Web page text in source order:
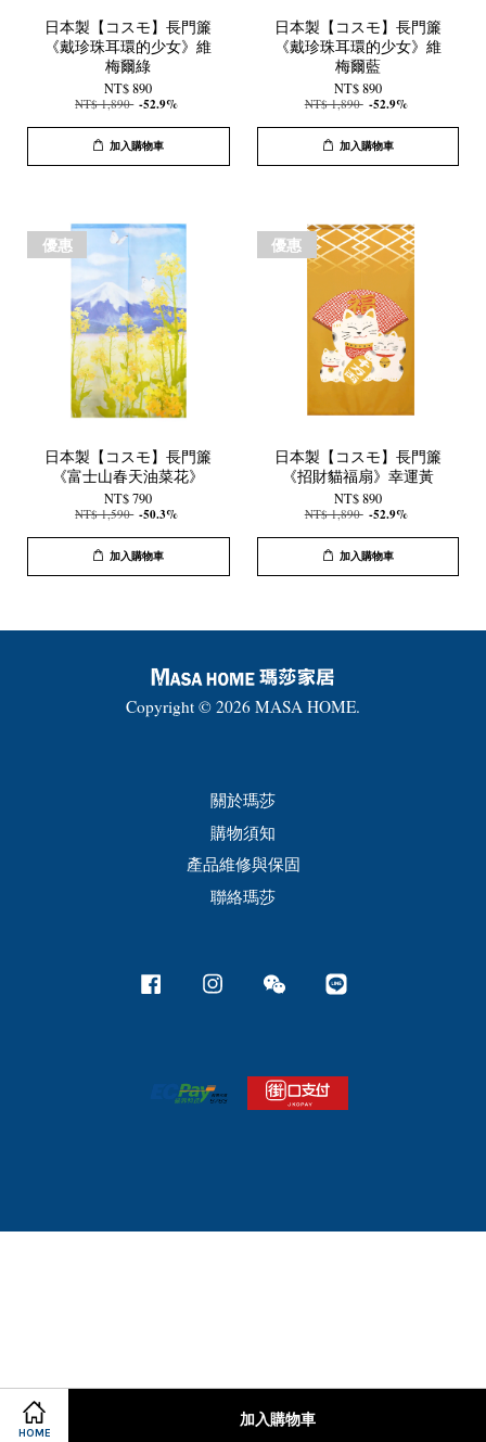
HOME
加入購物車
日本製【コスモ】長門簾
《戴珍珠耳環的少女》維
梅爾綠
NT$ 890
NT$ 1,890 -52.9%
加入購物車
日本製【コスモ】長門簾
《戴珍珠耳環的少女》維
梅爾藍
NT$ 890
NT$ 1,890 -52.9%
加入購物車
優惠
日本製【コスモ】長門簾
《富士山春天油菜花》
NT$ 790
NT$ 1,590 -50.3%
加入購物車
優惠
日本製【コスモ】長門簾
《招財貓福扇》幸運黃
NT$ 890
NT$ 1,890 -52.9%
加入購物車
Copyright © 2026 MASA HOME.
關於瑪莎
購物須知
產品維修與保固
聯絡瑪莎
Facebook Instagram Wechat